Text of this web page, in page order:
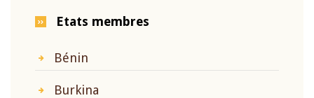
Etats membres
Bénin
Burkina